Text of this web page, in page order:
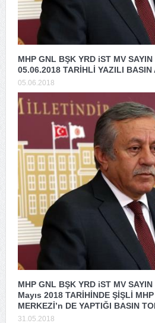
MHP GNL BŞK YRD iST MV
05.06.2018 TARİHLİ YAZILI BASIN
05.06.2018
MHP GNL BŞK YRD iST MV
Mayıs 2018 TARİHİNDE ŞİŞLİ
MERKEZİ’n DE YAPTIĞI BASIN
31.05.2018